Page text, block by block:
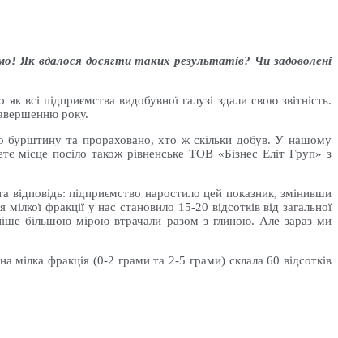
Як вдалося досягти таких результатів? Чи задоволені
підприємства видобувної галузі здали свою звітність.
року.
бурштину та прораховано, хто ж скільки добув. У нашому
місце посіло також рівненське ТОВ «Бізнес Еліт Груп» з
відповідь: підприємство наростило цей показник, змінивши
фракції у нас становило 15-20 відсотків від загальної
більшою мірою втрачали разом з глиною. Але зараз ми
мілка фракція (0-2 грами та 2-5 грами) склала 60 відсотків